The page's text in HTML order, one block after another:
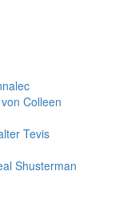
Colleen
Tevis
Shusterman